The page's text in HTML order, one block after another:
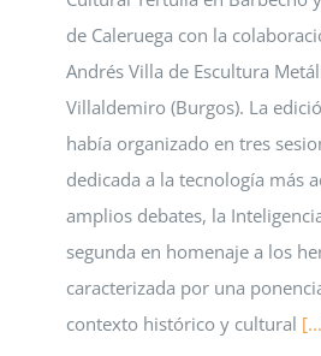
de Caleruega con la
Andrés Villa de Escultura
Villaldemiro (Burgos). La
había organizado en tres
dedicada a la tecnología más
amplios debates, la
segunda en homenaje a los
caracterizada por una
contexto histórico y cultural